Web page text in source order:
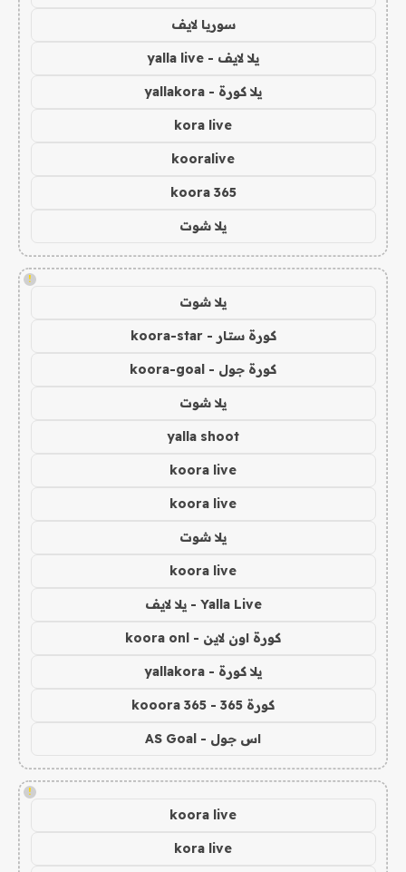
سوريا لايف
يلا لايف - yalla live
يلا كورة - yallakora
kora live
kooralive
koora 365
يلا شوت
!
يلا شوت
كورة ستار - koora-star
كورة جول - koora-goal
يلا شوت
yalla shoot
koora live
koora live
يلا شوت
koora live
Yalla Live - يلا لايف
كورة اون لاين - koora onl
يلا كورة - yallakora
كورة 365 - kooora 365
اس جول - AS Goal
!
koora live
kora live